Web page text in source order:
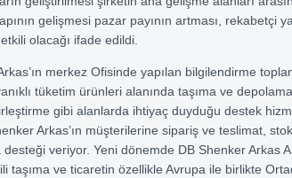
gelişmesi pazar payının artması, rekabetçi
olacağı ifade edildi.
merkez Ofisinde yapılan bilgilendirme
tüketim ürünleri alanında taşıma ve
gibi alanlarda ihtiyaç duyduğu destek
Arkas’ın müşterilerine sipariş ve teslimat,
veriyor. Yeni dönemde DB Shenker Arkas
taşıma ve ticaretin özellikle Avrupa ile birlikte